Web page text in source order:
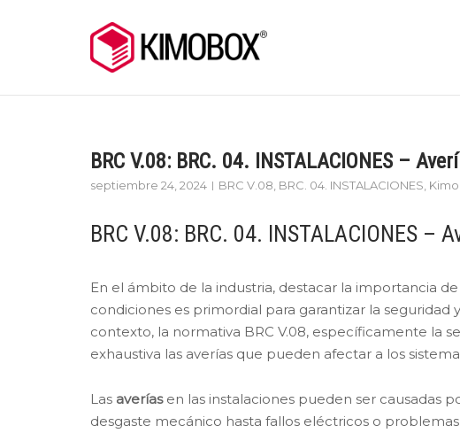
BRC V.08: BRC. 04. INSTALACIONES –
septiembre 24, 2024 BRC V.08 BRC. 04. INSTALACIONES
BRC V.08: BRC. 04. INSTALACIONES –
En el ámbito de la industria, destacar la importancia
condiciones es primordial para garantizar la
contexto, la normativa BRC V.08, específicamente la
exhaustiva las averías que pueden afectar a los
Las averíasen las instalaciones pueden ser causadas
desgaste mecánico hasta fallos eléctricos o